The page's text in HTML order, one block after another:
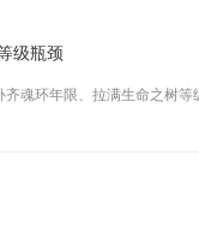
级瓶颈
魂环年限、拉满生命之树